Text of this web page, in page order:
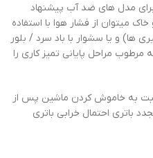
مدل های ضد آب پیشنهاد
میتوان از فشار هوا با استفاده
ها) و یا سشوار با باد سرد / بلور
مراحل پایانی تمیز کاری را
به خاموش کردن ماشین پس از
باتری احتمال خرابی باتری